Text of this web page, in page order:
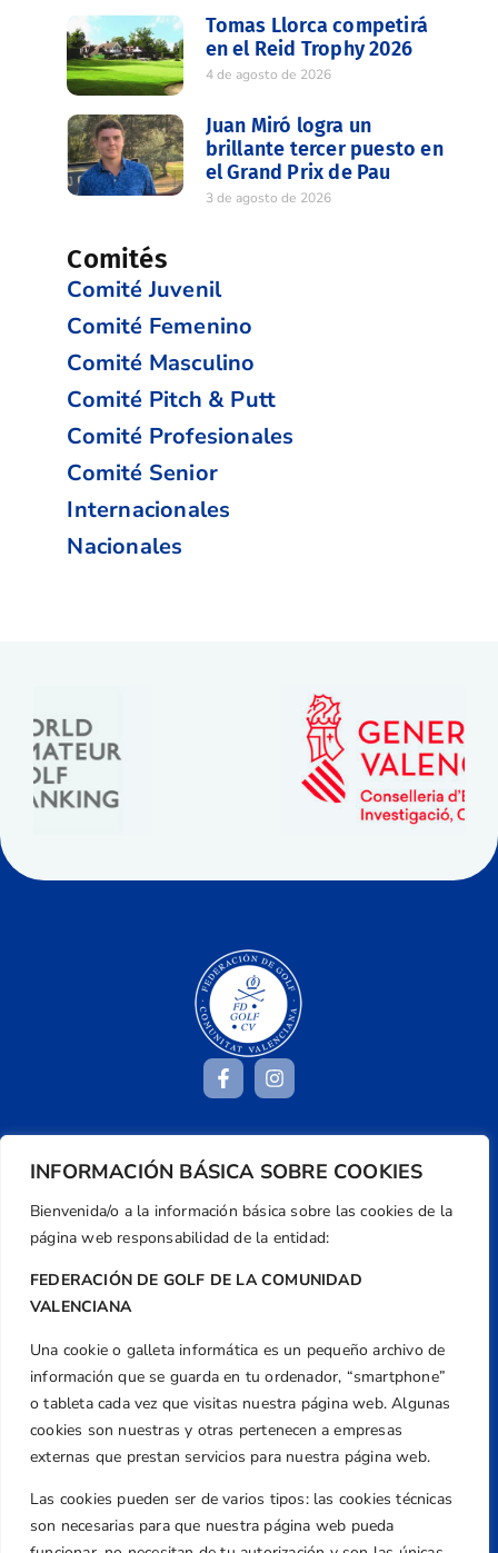
INFORMACIÓN BÁSICA SOBRE COOKIES
Bienvenida/o a la información básica sobre las cookies de la
página web responsabilidad de la entidad:
FEDERACIÓN DE GOLF DE LA COMUNIDAD
VALENCIANA
Una cookie o galleta informática es un pequeño archivo de
información que se guarda en tu ordenador, “smartphone”
o tableta cada vez que visitas nuestra página web. Algunas
cookies son nuestras y otras pertenecen a empresas
externas que prestan servicios para nuestra página web.
Las cookies pueden ser de varios tipos: las cookies técnicas
son necesarias para que nuestra página web pueda
Tomas Llorca competirá
en el Reid Trophy 2026
4 de agosto de 2026
Juan Miró logra un
brillante tercer puesto en
el Grand Prix de Pau
3 de agosto de 2026
Comités
Comité Juvenil
Comité Femenino
Comité Masculino
Comité Pitch & Putt
Comité Profesionales
Comité Senior
Internacionales
Nacionales
Dirección
Caballero, Nº 5, Despachos 2 y 3, 46980,
Valencia
Teléfono
Email
federacion@golfcv.com
Aviso Legal
Política de Privacidad
Normativa